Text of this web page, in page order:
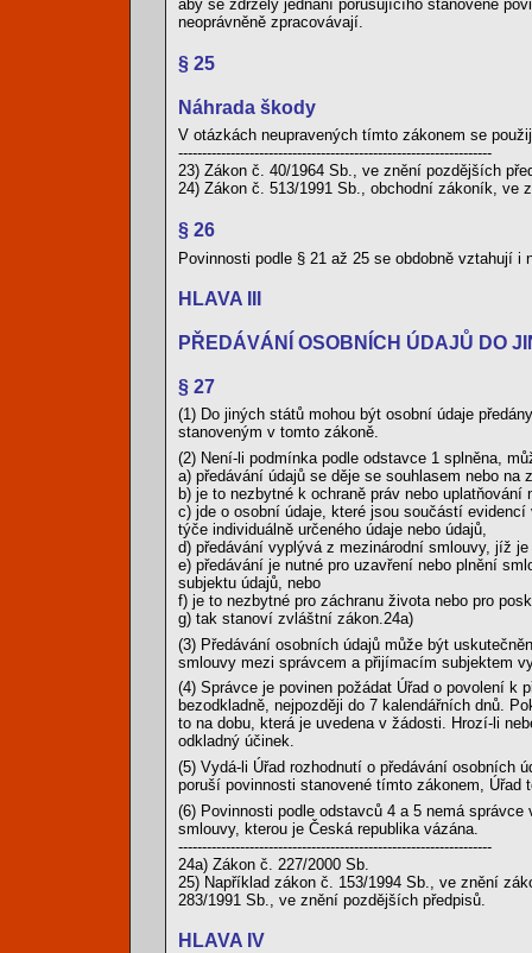
aby se zdržely jednání porušujícího stanovené
neoprávněně zpracovávají.
§ 25
Náhrada škody
V otázkách neupravených tímto zákonem se
------------------------------------------------------------------
23) Zákon č. 40/1964 Sb., ve znění pozdějších
24) Zákon č. 513/1991 Sb., obchodní zákoník, ve
§ 26
Povinnosti podle § 21 až 25 se obdobně vztahují i
HLAVA III
PŘEDÁVÁNÍ OSOBNÍCH ÚDAJŮ DO
§ 27
(1) Do jiných států mohou být osobní údaje
stanoveným v tomto zákoně.
(2) Není-li podmínka podle odstavce 1 splněna,
a) předávání údajů se děje se souhlasem nebo
b) je to nezbytné k ochraně práv nebo uplatňování
c) jde o osobní údaje, které jsou součástí
týče individuálně určeného údaje nebo údajů,
d) předávání vyplývá z mezinárodní smlouvy, jíž
e) předávání je nutné pro uzavření nebo plnění
subjektu údajů, nebo
f) je to nezbytné pro záchranu života nebo pro
g) tak stanoví zvláštní zákon.24a)
(3) Předávání osobních údajů může být
smlouvy mezi správcem a přijímacím subjektem
(4) Správce je povinen požádat Úřad o povolení k
bezodkladně, nejpozději do 7 kalendářních dnů.
to na dobu, která je uvedena v žádosti. Hrozí-li
odkladný účinek.
(5) Vydá-li Úřad rozhodnutí o předávání osobních
poruší povinnosti stanovené tímto zákonem, Úřad
(6) Povinnosti podle odstavců 4 a 5 nemá
smlouvy, kterou je Česká republika vázána.
------------------------------------------------------------------
24a) Zákon č. 227/2000 Sb.
25) Například zákon č. 153/1994 Sb., ve znění
283/1991 Sb., ve znění pozdějších předpisů.
HLAVA IV